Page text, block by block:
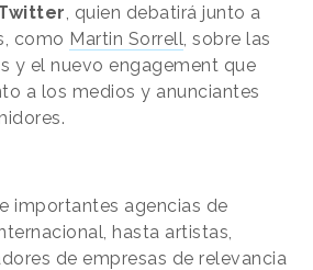
, quien debatirá junto a
como Martin Sorrell , sobre las
y el nuevo engagement que
a los medios y anunciantes
importantes agencias de
hasta artistas,
de empresas de relevancia